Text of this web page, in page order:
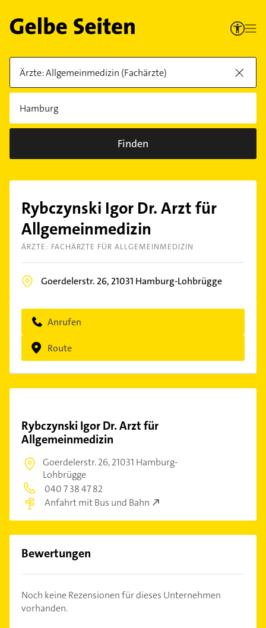
Finden
Rybczynski Igor Dr. Arzt für
Allgemeinmedizin
ÄRZTE: FACHÄRZTE FÜR ALLGEMEINMEDIZIN
Goerdelerstr. 26, 21031 Hamburg-Lohbrügge
Anrufen
Route
Rybczynski Igor Dr. Arzt für
Allgemeinmedizin
Goerdelerstr. 26,21031 Hamburg-
Lohbrügge
040 7 38 47 82
Anfahrt mit Bus und Bahn
Bewertungen
Noch keine Rezensionen für dieses Unternehmen
vorhanden.